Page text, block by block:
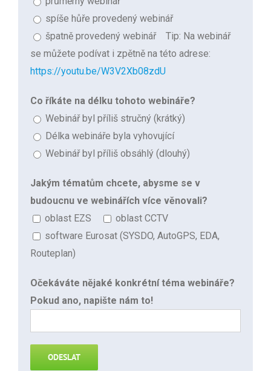
spíše hůře provedený webinář
špatně provedený webinář
Tip: Na webinář
se můžete podívat i zpětně na této adrese:
https://youtu.be/W3V2Xb08zdU
Co říkáte na délku tohoto webináře?
Webinář byl příliš stručný (krátký)
Délka webináře byla vyhovující
Webinář byl příliš obsáhlý (dlouhý)
Jakým tématům chcete, abysme se v
budoucnu ve webinářích více věnovali?
oblast EZS
oblast CCTV
software Eurosat (SYSDO, AutoGPS, EDA,
Routeplan)
Očekáváte nějaké konkrétní téma webináře?
Pokud ano, napište nám to!